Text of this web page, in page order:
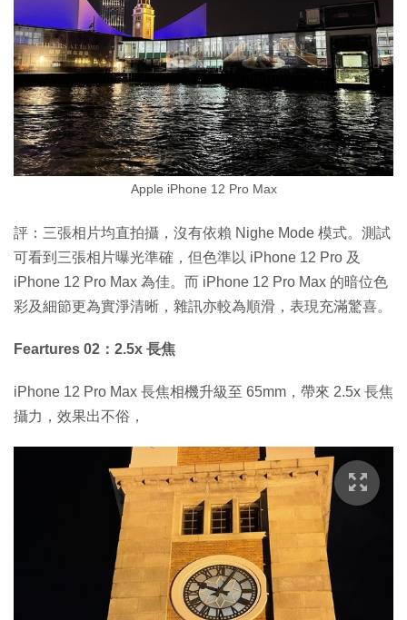
Apple iPhone 12 Pro Max
評：三張相片均直拍攝，沒有依賴 Nighe Mode 模式。測試
可看到三張相片曝光準確，但色準以 iPhone 12 Pro 及
iPhone 12 Pro Max 為佳。而 iPhone 12 Pro Max 的暗位色
彩及細節更為實淨清晰，雜訊亦較為順滑，表現充滿驚喜。
Feartures 02：2.5x 長焦
iPhone 12 Pro Max 長焦相機升級至 65mm，帶來 2.5x 長焦
攝力，效果出不俗，